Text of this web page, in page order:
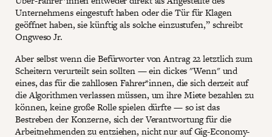
Unternehmens eingestuft haben oder die Tür für Klagen
geöffnet haben, sie künftig als solche einzustufen,” schreibt
Ongweso Jr.
Aber selbst wenn die Befürworter von Antrag 22 letztlich zum
Scheitern verurteilt sein sollten — ein dickes "Wenn" und
eines, das für die zahllosen Fahrer*innen, die sich derzeit auf
die Algorithmen verlassen müssen, um ihre Miete bezahlen zu
können, keine große Rolle spielen dürfte — so ist das
Bestreben der Konzerne, sich der Verantwortung für die
Arbeitnehmenden zu entziehen, nicht nur auf Gig-Economy-